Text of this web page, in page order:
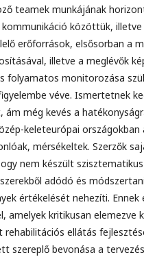
teamek munkájának
közöttük, illetve
erőforrások, elsősorban a
illetve a meglévők
folyamatos monitorozása
véve. Ismertetnek
még kevés a
keleteurópai
mérsékeltek. Szerzők
nem készült
adódó és
értékelését nehezíti.
amelyek kritikusan elemezve
rehabilitációs ellátás
szereplő bevonása a